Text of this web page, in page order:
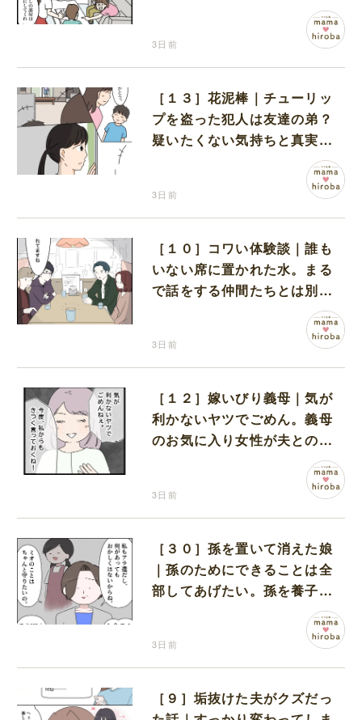
り上がる義家族を置いて実家
3日前
［１３］花泥棒｜チューリッ
プを盗った犯人は友達の弟？
疑いたくない気持ちと真実の
3日前
［１０］コワい体験談｜誰も
いない席に置かれた水。まる
で話をする仲間たちとは別に
3日前
［１２］嫁いびり義母｜気が
利かないヤツでごめん。義母
のお気に入り女性が夫との親
3日前
［３０］孫を置いて消えた娘
｜孫のためにできることは全
部してあげたい。孫を養子に
3日前
［９］垢抜けた夫がクズだっ